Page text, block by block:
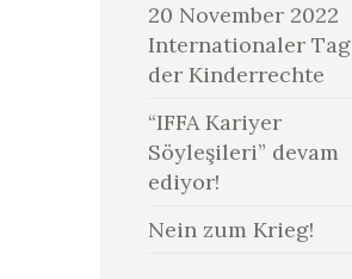
20 November 2022
Internationaler Tag
der Kinderrechte
“IFFA Kariyer
Söyleşileri” devam
ediyor!
Nein zum Krieg!